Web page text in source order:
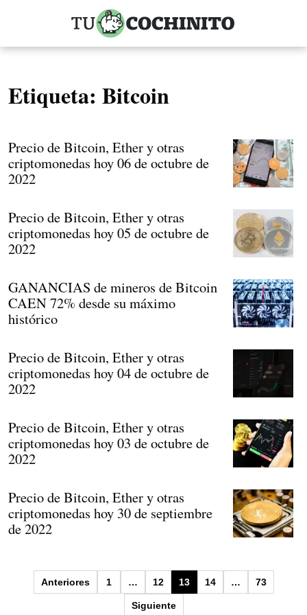
Etiqueta: Bitcoin
Precio de Bitcoin, Ether y otras
criptomonedas hoy 06 de octubre de
2022
Precio de Bitcoin, Ether y otras
criptomonedas hoy 05 de octubre de
2022
GANANCIAS de mineros de Bitcoin
CAEN 72% desde su máximo
histórico
Precio de Bitcoin, Ether y otras
criptomonedas hoy 04 de octubre de
2022
Precio de Bitcoin, Ether y otras
criptomonedas hoy 03 de octubre de
2022
Precio de Bitcoin, Ether y otras
criptomonedas hoy 30 de septiembre
de 2022
Paginación
Anteriores 1 … 12 13 14 … 73
Siguiente